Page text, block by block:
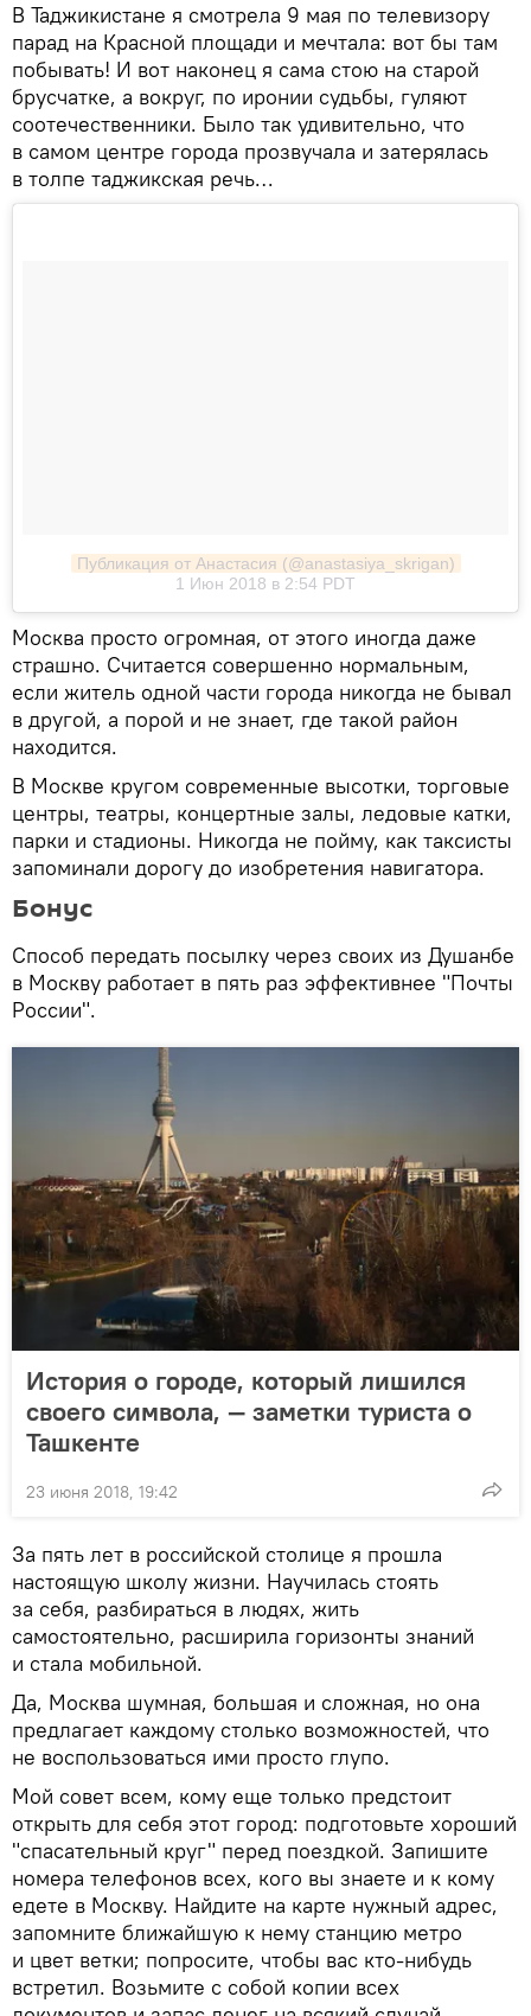
В Таджикистане я смотрела 9 мая по телевизору
парад на Красной площади и мечтала: вот бы там
побывать! И вот наконец я сама стою на старой
брусчатке, а вокруг, по иронии судьбы, гуляют
соотечественники. Было так удивительно, что
в самом центре города прозвучала и затерялась
в толпе таджикская речь…
Публикация от Анастасия (@anastasiya_skrigan)
1 Июн 2018 в 2:54 PDT
Москва просто огромная, от этого иногда даже
страшно. Считается совершенно нормальным,
если житель одной части города никогда не бывал
в другой, а порой и не знает, где такой район
находится.
В Москве кругом современные высотки, торговые
центры, театры, концертные залы, ледовые катки,
парки и стадионы. Никогда не пойму, как таксисты
запоминали дорогу до изобретения навигатора.
Бонус
Способ передать посылку через своих из Душанбе
в Москву работает в пять раз эффективнее "Почты
России".
История о городе, который лишился
своего символа, — заметки туриста о
Ташкенте
23 июня 2018, 19:42
За пять лет в российской столице я прошла
настоящую школу жизни. Научилась стоять
за себя, разбираться в людях, жить
самостоятельно, расширила горизонты знаний
и стала мобильной.
Да, Москва шумная, большая и сложная, но она
предлагает каждому столько возможностей, что
не воспользоваться ими просто глупо.
Мой совет всем, кому еще только предстоит
открыть для себя этот город: подготовьте хороший
"спасательный круг" перед поездкой. Запишите
номера телефонов всех, кого вы знаете и к кому
едете в Москву. Найдите на карте нужный адрес,
запомните ближайшую к нему станцию метро
и цвет ветки; попросите, чтобы вас кто-нибудь
встретил. Возьмите с собой копии всех